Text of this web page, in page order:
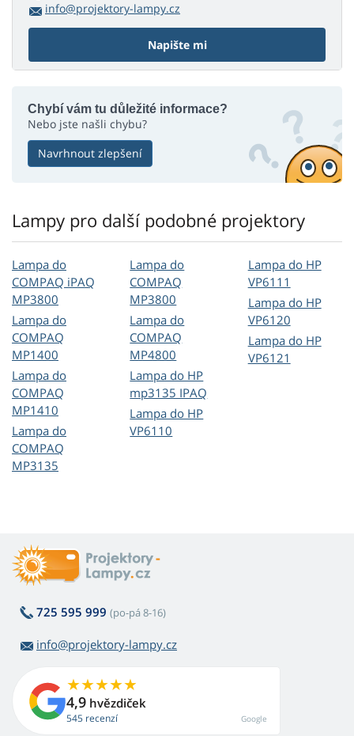
info@projektory-lampy.cz
Napište mi
Chybí vám tu důležité informace?
Nebo jste našli chybu?
Navrhnout zlepšení
Lampy pro další podobné projektory
Lampa do
COMPAQ iPAQ
MP3800
Lampa do
COMPAQ
MP1400
Lampa do
COMPAQ
MP1410
Lampa do
COMPAQ
MP3135
Lampa do
COMPAQ
MP3800
Lampa do
COMPAQ
MP4800
Lampa do HP
mp3135 IPAQ
Lampa do HP
VP6110
Lampa do HP
VP6111
Lampa do HP
VP6120
Lampa do HP
VP6121
725 595 999 (po-pá 8-16)
info@projektory-lampy.cz
4,9 hvězdiček
545 recenzí Google